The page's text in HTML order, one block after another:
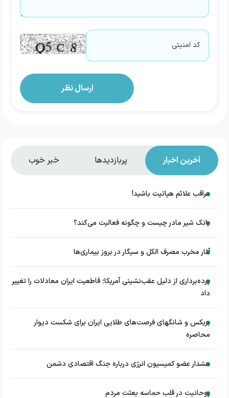
آخرین اخبار پربازدیدها خبر خوب
مراقب علائم هپاتیت باشید!
بانک شیر مادر چیست و چگونه فعالیت می‌کند؟
آثار مخرب مصرف الکل و سیگار در بروز بیماری‌ها
پرده‌برداری از دلیل عقب‌نشینی آمریکا؛ قاطعیت ایران معادلات را تغییر
داد
بریکس و شانگهای فرصت‌های طلایی ایران برای شکست دیوار
محاصره
هشدار عضو کمیسیون انرژی درباره جنگ اقتصادی دشمن
روحانیت در قلب حماسه بعثت مردم